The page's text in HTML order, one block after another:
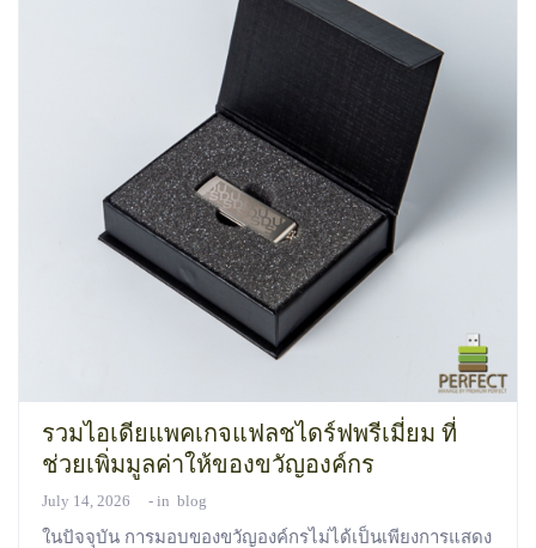
รวมไอเดียแพคเกจแฟลชไดร์ฟพรีเมี่ยม ที่
ช่วยเพิ่มมูลค่าให้ของขวัญองค์กร
July 14, 2026 in blog
ในปัจจุบัน การมอบของขวัญองค์กรไม่ได้เป็นเพียงการแสดง